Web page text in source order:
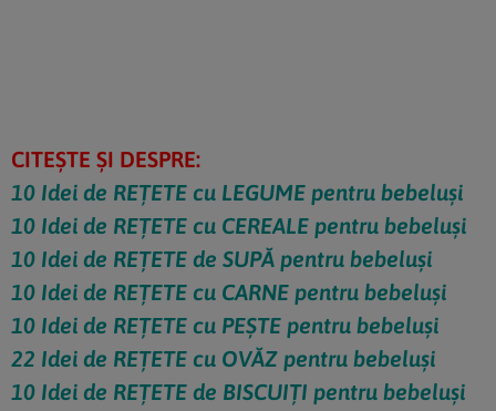
CITEȘTE ȘI DESPRE:
10 Idei de REȚETE cu LEGUME pentru bebeluși
10 Idei de REȚETE cu CEREALE pentru bebeluși
10 Idei de REȚETE de SUPĂ pentru bebeluși
10 Idei de REȚETE cu CARNE pentru bebeluși
10 Idei de REȚETE cu PEȘTE pentru bebeluși
22 Idei de REȚETE cu OVĂZ pentru bebeluși
10 Idei de REȚETE de BISCUIȚI pentru bebeluși